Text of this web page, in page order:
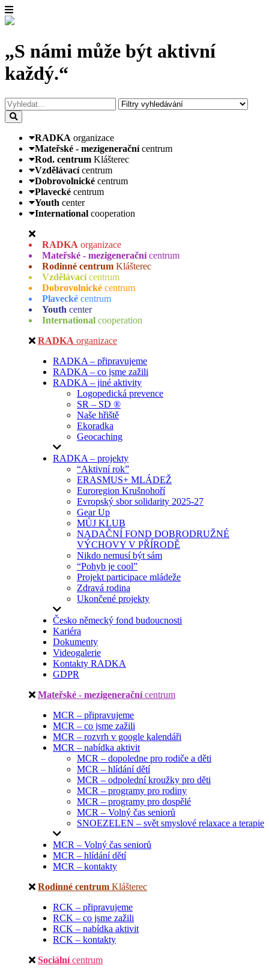
„S námi může být aktivní
každý.“
RADKA organizace
Mateřské - mezigenerační centrum
Rod. centrum Klášterec
Vzdělávací centrum
Dobrovolnické centrum
Plavecké centrum
Youth center
International cooperation
RADKA organizace
Mateřské - mezigenerační centrum
Rodinné centrum Klášterec
Vzdělávací centrum
Dobrovolnické centrum
Plavecké centrum
Youth center
International cooperation
RADKA organizace
RADKA – připravujeme
RADKA – co jsme zažili
RADKA – jiné aktivity
Logopedická prevence
SR – SD ®
Naše hřiště
Ekoradka
Geocaching
RADKA – projekty
“Aktivní rok”
ERASMUS+ MLÁDEŽ
Euroregion Krušnohoří
Evropský sbor solidarity 2025-27
Gear Up
MŮJ KLUB
NADAČNÍ FOND DOBRODRUŽNÉ
VÝCHOVY V PŘÍRODĚ
Nikdo nemusí být sám
“Pohyb je cool”
Projekt participace mládeže
Zdravá rodina
Ukončené projekty
Česko německý fond budoucnosti
Kariéra
Dokumenty
Videogalerie
Kontakty RADKA
GDPR
Mateřské - mezigenerační centrum
MCR – připravujeme
MCR – co jsme zažili
MCR – rozvrh v google kalendáři
MCR – nabídka aktivit
MCR – dopoledne pro rodiče a děti
MCR – hlídání dětí
MCR – odpolední kroužky pro děti
MCR – programy pro rodiny
MCR – programy pro dospělé
MCR – Volný čas seniorů
SNOEZELEN – svět smyslové relaxace a terapie
MCR – Volný čas seniorů
MCR – hlídání dětí
MCR – kontakty
Rodinné centrum Klášterec
RCK – připravujeme
RCK – co jsme zažili
RCK – nabídka aktivit
RCK – kontakty
Sociální centrum